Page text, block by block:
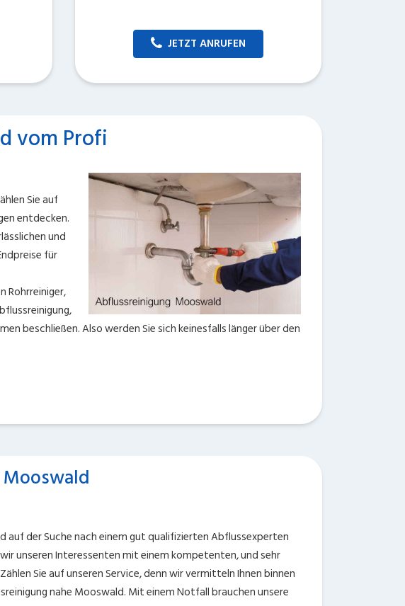
JETZT ANRUFEN
vom Profi
Sie auf
entdecken.
und
für
Rohrreiniger,
beschließen. Also werden Sie sich keinesfalls länger über den
auf der Suche nach einem gut qualifizierten Abflussexperten
unseren Interessenten mit einem kompetenten, und sehr
Sie auf unseren Service, denn wir vermitteln Ihnen binnen
nahe Mooswald. Mit einem Notfall brauchen unsere